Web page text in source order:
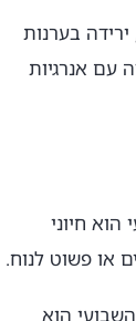
בערנות
עם אנרגיות
השבועי הוא חיוני
או פשוט לנוח.
הוא